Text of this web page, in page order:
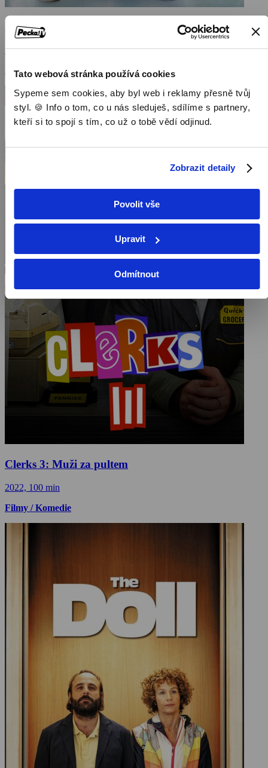
Tato webová stránka používá cookies
Sypeme sem cookies, aby byl web i reklamy přesně tvůj
styl. 🍪 Info o tom, co u nás sleduješ, sdílíme s partnery,
kteří si to spojí s tím, co už o tobě vědí odjinud.
Zobrazit detaily
Povolit vše
Upravit
Odmítnout
Jump street 21
2012, USA, 109 min
Filmy / Komedie / Akční filmy
Clerks 3: Muži za pultem
2022, 100 min
Filmy / Komedie